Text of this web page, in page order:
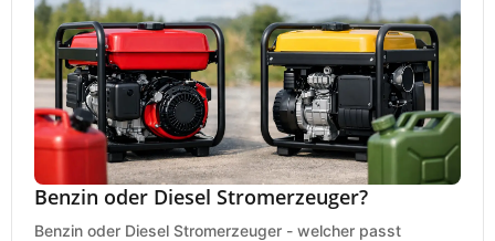
Benzin oder Diesel Stromerzeuger?
Benzin oder Diesel Stromerzeuger - welcher passt